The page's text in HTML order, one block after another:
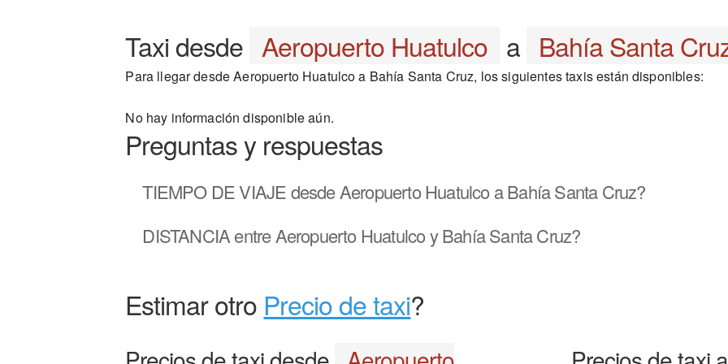
Taxi desde Aeropuerto Huatulco a Bahía Santa
Para llegar desde Aeropuerto Huatulco a Bahía Santa Cruz, los siguientes taxis están disponibles:
No hay información disponible aún.
Preguntas y respuestas
TIEMPO DE VIAJEdesde Aeropuerto Huatulco a Bahía Santa Cruz?
DISTANCIAentre Aeropuerto Huatulco y Bahía Santa Cruz?
Estimar otro Precio de taxi?